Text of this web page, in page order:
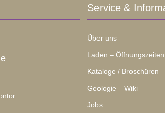
Service &
Über uns
Laden – Öffnungszeiten
Kataloge / Broschüren
Geologie – Wiki
Jobs